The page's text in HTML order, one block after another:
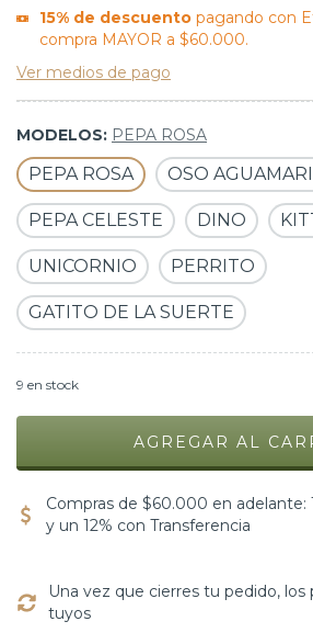
15% de descuentopagando con
compra MAYOR a $60.000.
Ver medios de pago
MODELOS: PEPA ROSA
PEPA ROSA OSO
PEPA CELESTE DINO
UNICORNIO PERRITO
GATITO DE LA SUERTE
9 en stock
Compras de $60.000 en adelante:
y un 12% con Transferencia
Una vez que cierres tu pedido, los
tuyos